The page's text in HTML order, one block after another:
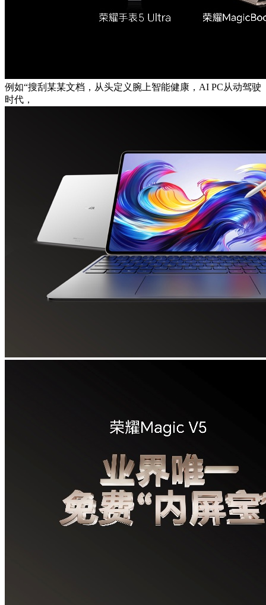
例如“搜刮某某文档，从头定义腕上智能健康，AI PC从动驾驶
时代，